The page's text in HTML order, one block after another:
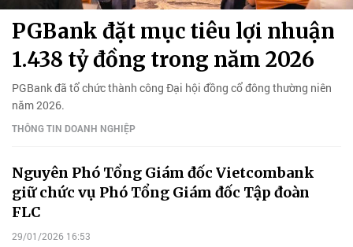
PGBank đặt mục tiêu lợi nhuận
1.438 tỷ đồng trong năm 2026
PGBank đã tổ chức thành công Đại hội đồng cổ đông thường niên
năm 2026.
THÔNG TIN DOANH NGHIỆP
Nguyên Phó Tổng Giám đốc Vietcombank
giữ chức vụ Phó Tổng Giám đốc Tập đoàn
FLC
29/01/2026 16:53